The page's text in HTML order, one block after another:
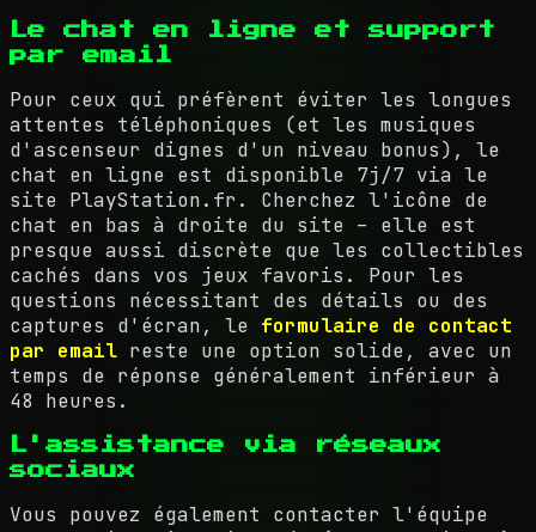
Le chat en ligne et support
par email
Pour ceux qui préfèrent éviter les longues
attentes téléphoniques (et les musiques
d'ascenseur dignes d'un niveau bonus), le
chat en ligne est disponible 7j/7 via le
site PlayStation.fr. Cherchez l'icône de
chat en bas à droite du site – elle est
presque aussi discrète que les collectibles
cachés dans vos jeux favoris. Pour les
questions nécessitant des détails ou des
captures d'écran, le formulaire de contact
par email reste une option solide, avec un
temps de réponse généralement inférieur à
48 heures.
L'assistance via réseaux
sociaux
Vous pouvez également contacter l'équipe